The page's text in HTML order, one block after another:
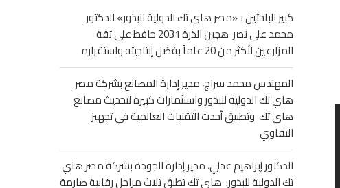
كبير الباحثين بـ«مصر هاي تك الدولية للبذور» الدكتور
محمد على نصر هجين الذرة 2031 حافظ على ثقة
المزارعين لأكثر من 20 عاماً بفضل إنتاجيته واستقراره
المهندس محمد سراج، مدير إدارة المصانع بشركة مصر
هاي تك الدولية للبذور واستثمارات كبيرة لتحديث مصانع
هاى تك وتطبيق أحدث التقنيات العالمية في تجهيز
التقاوي
الدكتور إبراهيم عدلي، مدير إدارة الجودة بشركة مصر هاي
تك الدولية للبذور: هاى تك تطبق ثلاث مراحل رقابية صارمة